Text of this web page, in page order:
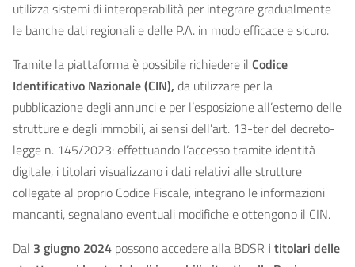
utilizza sistemi di interoperabilità per integrare gradualmente
le banche dati regionali e delle P.A. in modo efficace e sicuro.
Tramite la piattaforma è possibile richiedere il Codice
Identificativo Nazionale (CIN), da utilizzare per la
pubblicazione degli annunci e per l’esposizione all’esterno delle
strutture e degli immobili, ai sensi dell’art. 13-ter del decreto-
legge n. 145/2023: effettuando l’accesso tramite identità
digitale, i titolari visualizzano i dati relativi alle strutture
collegate al proprio Codice Fiscale, integrano le informazioni
mancanti, segnalano eventuali modifiche e ottengono il CIN.
Dal 3 giugno 2024 possono accedere alla BDSR i titolari delle